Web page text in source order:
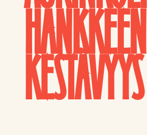
HANKKEEN
KESTÄVYYS